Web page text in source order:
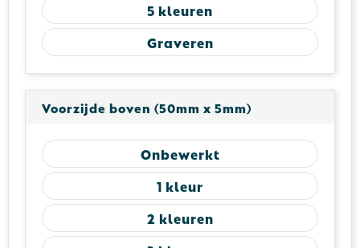
5
Graveren
Voorzijde boven (50mm x 5mm)
Onbewerkt
1
2